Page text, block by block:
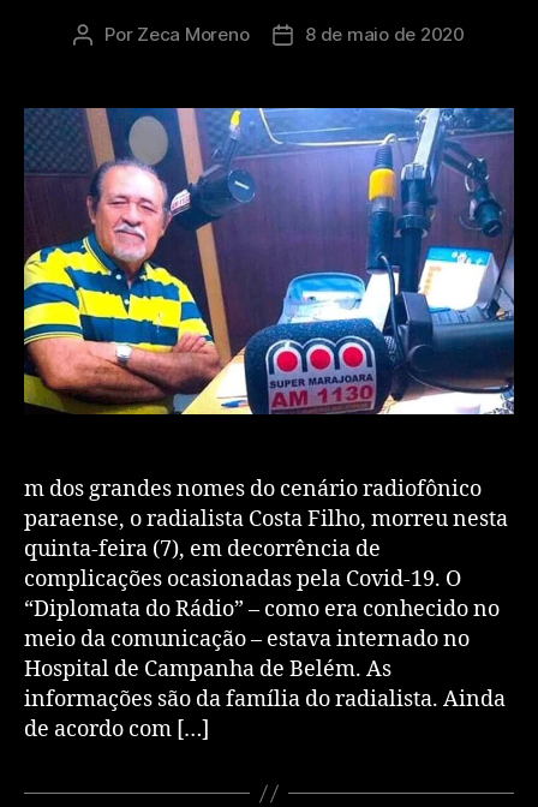
Por Zeca Moreno 8 de maio de 2020
m dos grandes nomes do cenário radiofônico
paraense, o radialista Costa Filho, morreu nesta
quinta-feira (7), em decorrência de
complicações ocasionadas pela Covid-19. O
“Diplomata do Rádio” – como era conhecido no
meio da comunicação – estava internado no
Hospital de Campanha de Belém. As
informações são da família do radialista. Ainda
de acordo com […]